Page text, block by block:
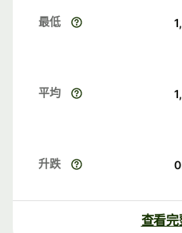
最低
平均
升跌
查看